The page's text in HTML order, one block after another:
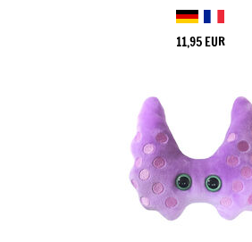
11,95 EUR